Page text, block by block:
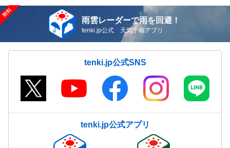
雨雲レーダーで雨を回避！
tenki.jp公式 天気予報アプリ
tenki.jp公式SNS
tenki.jp公式アプリ